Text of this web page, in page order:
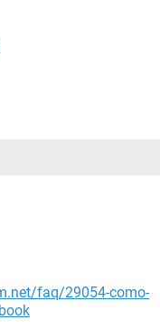
faq/29054-como-